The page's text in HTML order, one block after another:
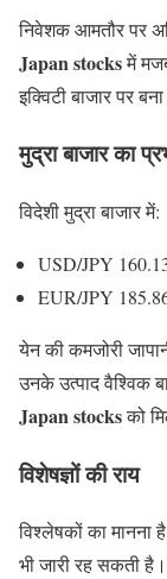
निवेशक आमतौर पर
Japan stocksमें
इक्विटी बाजार पर
मुद्रा बाजार का
विदेशी मुद्रा बाजार में:
USD/JPY
EUR/JPY
येन की कमजोरी
उनके उत्पाद वैश्विक
Japan stocksको
विशेषज्ञों की राय
विश्लेषकों का मानना
भी जारी रह सकती है।